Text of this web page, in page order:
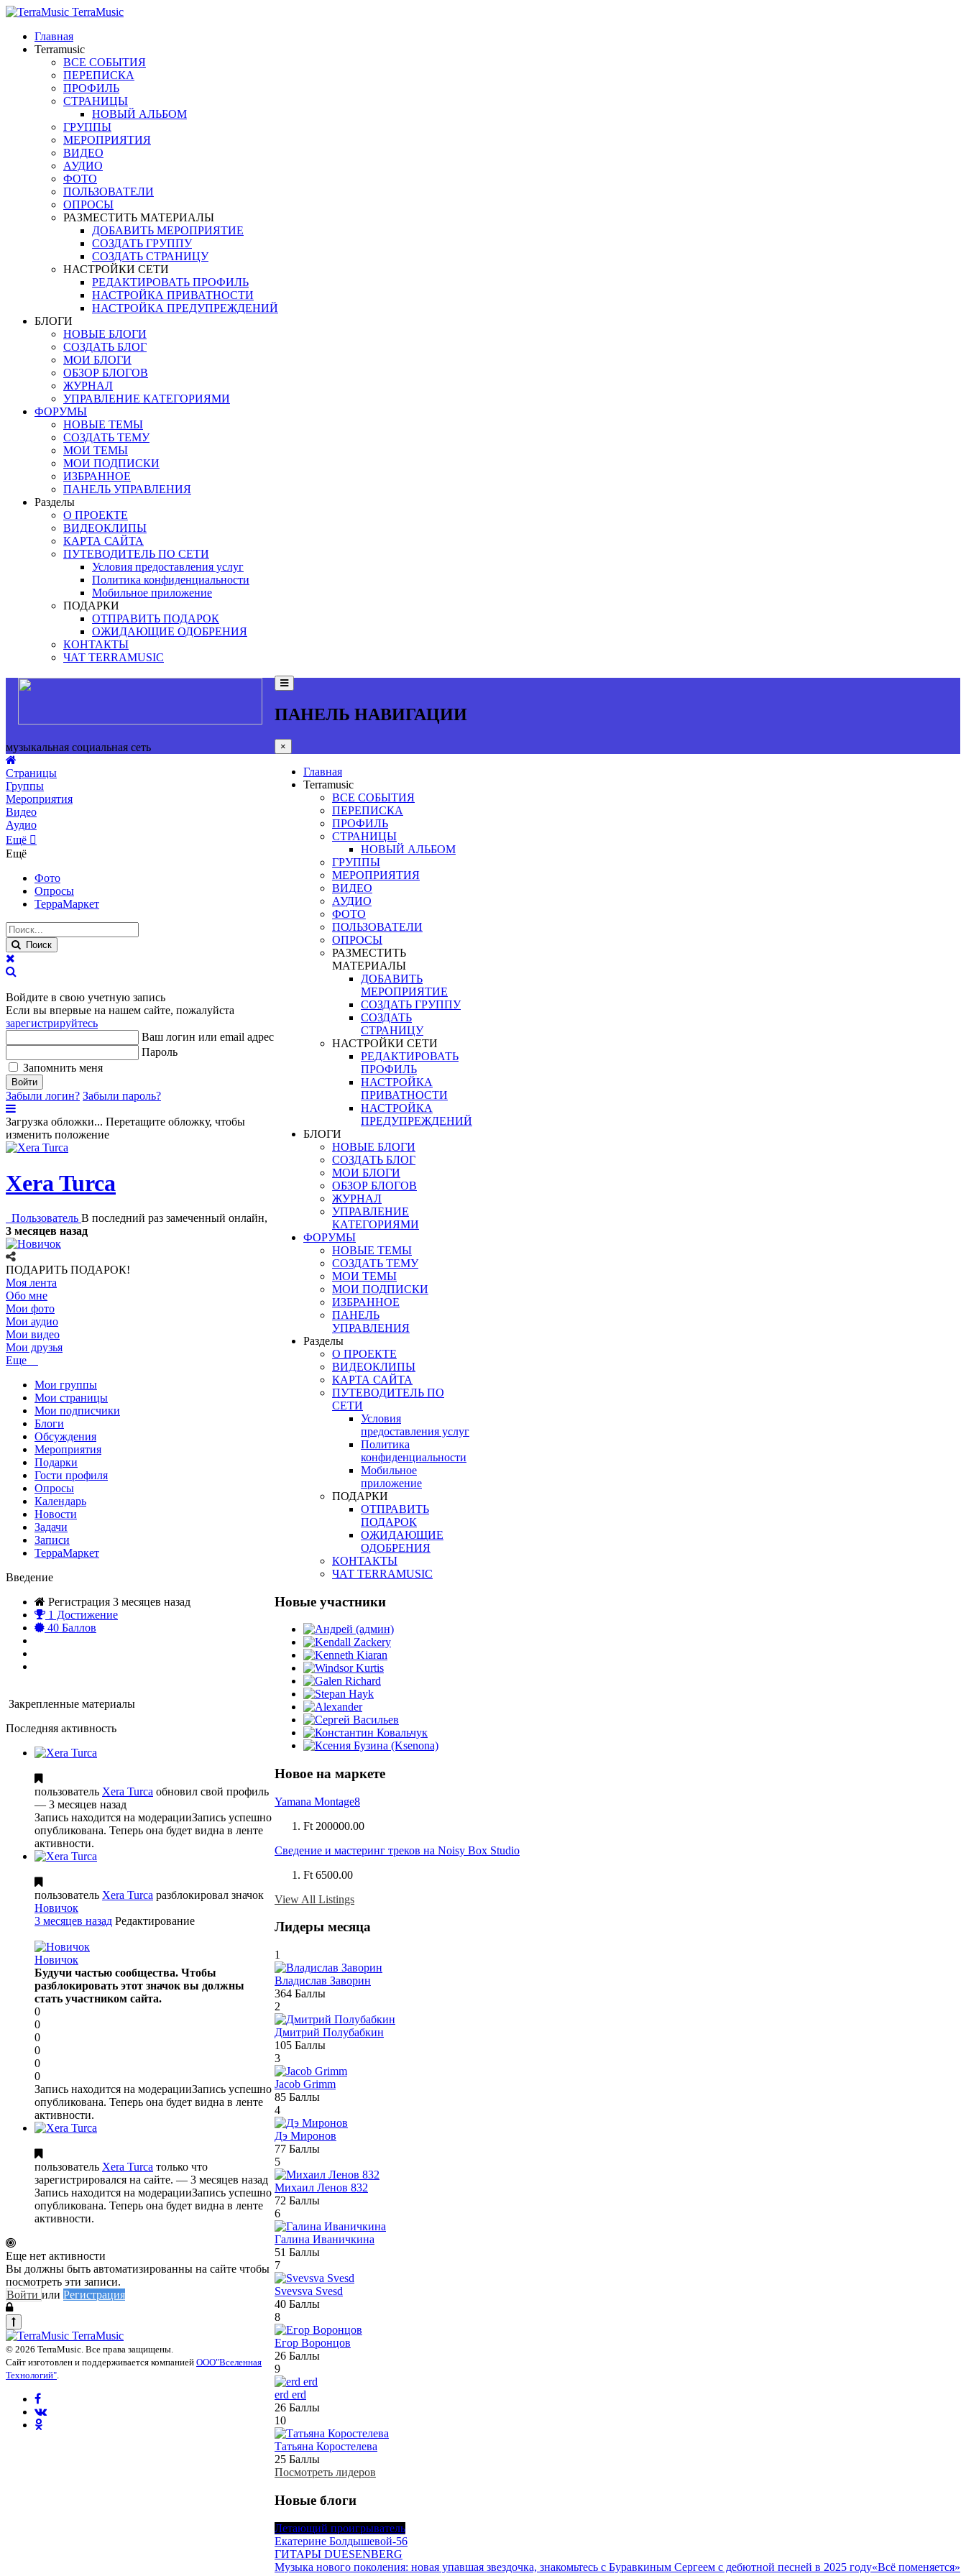
TerraMusic
Главная
Terramusic
ВСЕ СОБЫТИЯ
ПЕРЕПИСКА
ПРОФИЛЬ
СТРАНИЦЫ
НОВЫЙ АЛЬБОМ
ГРУППЫ
МЕРОПРИЯТИЯ
ВИДЕО
АУДИО
ФОТО
ПОЛЬЗОВАТЕЛИ
ОПРОСЫ
РАЗМЕСТИТЬ МАТЕРИАЛЫ
ДОБАВИТЬ МЕРОПРИЯТИЕ
СОЗДАТЬ ГРУППУ
СОЗДАТЬ СТРАНИЦУ
НАСТРОЙКИ СЕТИ
РЕДАКТИРОВАТЬ ПРОФИЛЬ
НАСТРОЙКА ПРИВАТНОСТИ
НАСТРОЙКА ПРЕДУПРЕЖДЕНИЙ
БЛОГИ
НОВЫЕ БЛОГИ
СОЗДАТЬ БЛОГ
МОИ БЛОГИ
ОБЗОР БЛОГОВ
ЖУРНАЛ
УПРАВЛЕНИЕ КАТЕГОРИЯМИ
ФОРУМЫ
НОВЫЕ ТЕМЫ
СОЗДАТЬ ТЕМУ
МОИ ТЕМЫ
МОИ ПОДПИСКИ
ИЗБРАННОЕ
ПАНЕЛЬ УПРАВЛЕНИЯ
Разделы
О ПРОЕКТЕ
ВИДЕОКЛИПЫ
КАРТА САЙТА
ПУТЕВОДИТЕЛЬ ПО СЕТИ
Условия предоставления услуг
Политика конфиденциальности
Мобильное приложение
ПОДАРКИ
ОТПРАВИТЬ ПОДАРОК
ОЖИДАЮЩИЕ ОДОБРЕНИЯ
КОНТАКТЫ
ЧАТ TERRAMUSIC
ПАНЕЛЬ НАВИГАЦИИ
×
Главная
Terramusic
ВСЕ СОБЫТИЯ
ПЕРЕПИСКА
ПРОФИЛЬ
СТРАНИЦЫ
НОВЫЙ АЛЬБОМ
ГРУППЫ
МЕРОПРИЯТИЯ
ВИДЕО
АУДИО
ФОТО
ПОЛЬЗОВАТЕЛИ
ОПРОСЫ
РАЗМЕСТИТЬ
МАТЕРИАЛЫ
ДОБАВИТЬ
МЕРОПРИЯТИЕ
СОЗДАТЬ ГРУППУ
СОЗДАТЬ
СТРАНИЦУ
НАСТРОЙКИ СЕТИ
РЕДАКТИРОВАТЬ
ПРОФИЛЬ
НАСТРОЙКА
ПРИВАТНОСТИ
НАСТРОЙКА
ПРЕДУПРЕЖДЕНИЙ
БЛОГИ
НОВЫЕ БЛОГИ
СОЗДАТЬ БЛОГ
МОИ БЛОГИ
ОБЗОР БЛОГОВ
ЖУРНАЛ
УПРАВЛЕНИЕ
КАТЕГОРИЯМИ
ФОРУМЫ
НОВЫЕ ТЕМЫ
СОЗДАТЬ ТЕМУ
МОИ ТЕМЫ
МОИ ПОДПИСКИ
ИЗБРАННОЕ
ПАНЕЛЬ
УПРАВЛЕНИЯ
Разделы
О ПРОЕКТЕ
ВИДЕОКЛИПЫ
КАРТА САЙТА
ПУТЕВОДИТЕЛЬ ПО
СЕТИ
Условия
предоставления услуг
Политика
конфиденциальности
Мобильное
приложение
ПОДАРКИ
ОТПРАВИТЬ
ПОДАРОК
ОЖИДАЮЩИЕ
ОДОБРЕНИЯ
КОНТАКТЫ
ЧАТ TERRAMUSIC
Новые участники
Новое на маркете
Yamana Montage8
Ft 200000.00
Сведение и мастеринг треков на Noisy Box Studio
Ft 6500.00
View All Listings
Лидеры месяца
1
Владислав Заворин
364 Баллы
2
Дмитрий Полубабкин
105 Баллы
3
Jacob Grimm
85 Баллы
4
Дэ Миронов
77 Баллы
5
Михаил Ленов 832
72 Баллы
6
Галина Иваничкина
51 Баллы
7
Svevsva Svesd
40 Баллы
8
Егор Воронцов
26 Баллы
9
erd erd
26 Баллы
10
Татьяна Коростелева
25 Баллы
Посмотреть лидеров
Новые блоги
Летающий проигрыватель
Екатерине Болдышевой-56
ГИТАРЫ DUESENBERG
Музыка нового поколения: новая упавшая звездочка, знакомьтесь с Буравкиным Сергеем с дебютной песней в 2025 году«Всё поменяется»
музыкальная социальная сеть
Страницы
Группы
Мероприятия
Видео
Аудио
Ещё
Ещё
Фото
Опросы
ТерраМаркет
Поиск
Войдите в свою учетную запись
Если вы впервые на нашем сайте, пожалуйста
зарегистрируйтесь
Ваш логин или email адрес
Пароль
Запомнить меня
Войти
Забыли логин? Забыли пароль?
Загрузка обложки... Перетащите обложку, чтобы
изменить положение
Xera Turca
Пользователь В последний раз замеченный онлайн,
3 месяцев назад
ПОДАРИТЬ ПОДАРОК!
Моя лента
Обо мне
Мои фото
Мои аудио
Мои видео
Мои друзья
Еще
Мои группы
Мои страницы
Мои подписчики
Блоги
Обсуждения
Мероприятия
Подарки
Гости профиля
Опросы
Календарь
Новости
Задачи
Записи
ТерраМаркет
Введение
Регистрация 3 месяцев назад
1 Достижение
40 Баллов
Закрепленные материалы
Последняя активность
пользователь Xera Turca обновил свой профиль
— 3 месяцев назад
Запись находится на модерацииЗапись успешно
опубликована. Теперь она будет видна в ленте
активности.
пользователь Xera Turca разблокировал значок
Новичок
3 месяцев назад Редактирование
Новичок
Будучи частью сообщества. Чтобы
разблокировать этот значок вы должны
стать участником сайта.
0
0
0
0
0
0
Запись находится на модерацииЗапись успешно
опубликована. Теперь она будет видна в ленте
активности.
пользователь Xera Turca только что
зарегистрировался на сайте. — 3 месяцев назад
Запись находится на модерацииЗапись успешно
опубликована. Теперь она будет видна в ленте
активности.
Еще нет активности
Вы должны быть автоматизированны на сайте чтобы
посмотреть эти записи.
Войти или Регистрация
TerraMusic
© 2026 TerraMusic. Все права защищены.
Сайт изготовлен и поддерживается компанией ООО"Вселенная
Технологий".